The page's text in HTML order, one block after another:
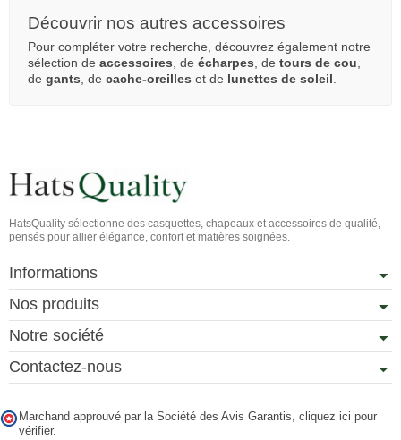
Découvrir nos autres accessoires
Pour compléter votre recherche, découvrez également notre
sélection de accessoires , de écharpes , de tours de cou
de gants , de cache-oreilles et de lunettes de soleil
HatsQuality sélectionne des casquettes, chapeaux et accessoires de qualité,
pensés pour allier élégance, confort et matières soignées.
Informations
Nos produits
Notre société
Contactez-nous
Marchand approuvé par la Société des Avis Garantis, cliquez ici pour
vérifier.